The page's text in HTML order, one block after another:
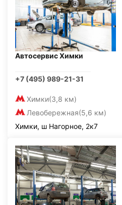
Автосервис Химки
+7 (495) 989-21-31
Химки(3,8 км)
Левобережная(5,6 км)
Химки, ш Нагорное, 2к7